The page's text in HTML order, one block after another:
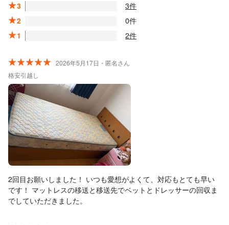
3
3件
2
0件
1
2件
2026年5月17日・匿名さん
格安引越し
2回目お願いしました！ いつも愛想がよくて、対応もとても早い
です！ マットレスの移送と移送先でベットとドレッサーの回収ま
でしていただきました。